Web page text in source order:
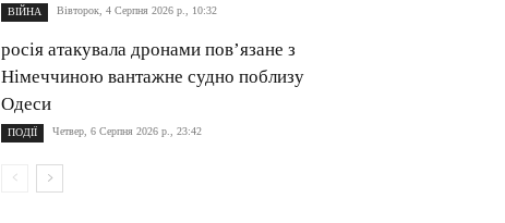
ВІЙНА Вівторок, 4 Серпня 2026 р., 10:32
росія атакувала дронами пов’язане з
Німеччиною вантажне судно поблизу
Одеси
ПОДІЇ Четвер, 6 Серпня 2026 р., 23:42